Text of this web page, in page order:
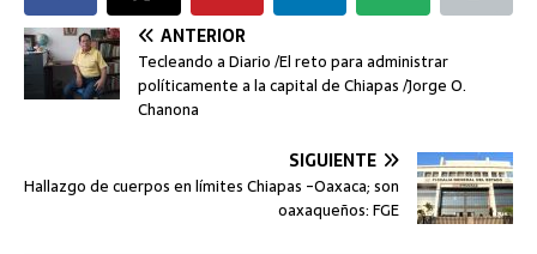
ANTERIOR
Tecleando a Diario /El reto para administrar
políticamente a la capital de Chiapas /Jorge O.
Chanona
SIGUIENTE
Hallazgo de cuerpos en límites Chiapas -Oaxaca; son
oaxaqueños: FGE